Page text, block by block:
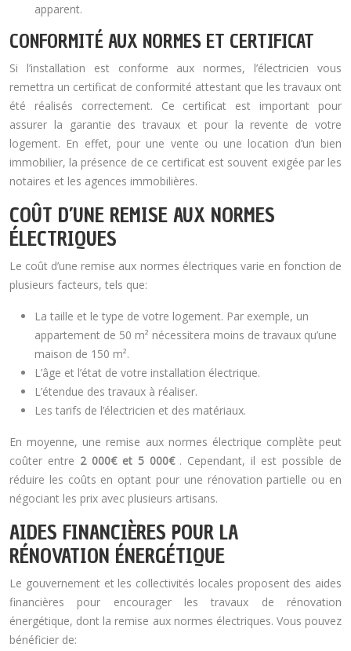
apparent.
CONFORMITÉ AUX NORMES ET CERTIFICAT
Si l’installation est conforme aux normes, l’électricien vous
remettra un certificat de conformité attestant que les travaux ont
été réalisés correctement. Ce certificat est important pour
assurer la garantie des travaux et pour la revente de votre
logement. En effet, pour une vente ou une location d’un bien
immobilier, la présence de ce certificat est souvent exigée par les
notaires et les agences immobilières.
COÛT D’UNE REMISE AUX NORMES
ÉLECTRIQUES
Le coût d’une remise aux normes électriques varie en fonction de
plusieurs facteurs, tels que:
La taille et le type de votre logement. Par exemple, un
appartement de 50 m² nécessitera moins de travaux qu’une
maison de 150 m².
L’âge et l’état de votre installation électrique.
L’étendue des travaux à réaliser.
Les tarifs de l’électricien et des matériaux.
En moyenne, une remise aux normes électrique complète peut
coûter entre 2 000€ et 5 000€ . Cependant, il est possible de
réduire les coûts en optant pour une rénovation partielle ou en
négociant les prix avec plusieurs artisans.
AIDES FINANCIÈRES POUR LA
RÉNOVATION ÉNERGÉTIQUE
Le gouvernement et les collectivités locales proposent des aides
financières pour encourager les travaux de rénovation
énergétique, dont la remise aux normes électriques. Vous pouvez
bénéficier de: